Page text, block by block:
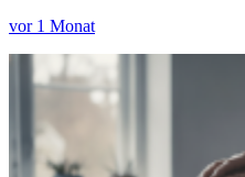
vor 1 Monat